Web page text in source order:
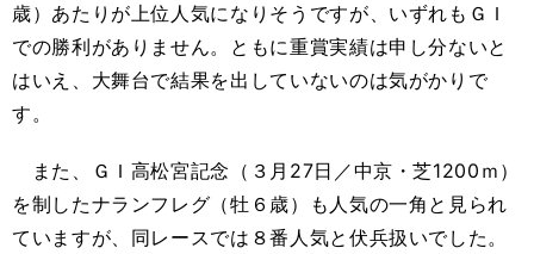
歳）あたりが上位人気になりそうですが、いずれもＧＩ
での勝利がありません。ともに重賞実績は申し分ないと
はいえ、大舞台で結果を出していないのは気がかりで
す。
また、ＧＩ高松宮記念（３月27日／中京・芝1200ｍ）
を制したナランフレグ（牡６歳）も人気の一角と見られ
ていますが、同レースでは８番人気と伏兵扱いでした。